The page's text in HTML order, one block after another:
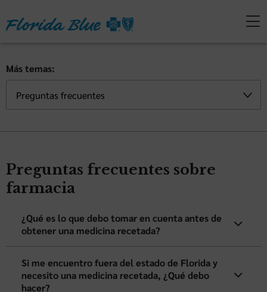
Más temas:
Preguntas frecuentes sobre
farmacia
¿Qué es lo que debo tomar en cuenta antes de
obtener una medicina recetada?
Si me encuentro fuera del estado de Florida y
necesito una medicina recetada, ¿Qué debo
hacer?